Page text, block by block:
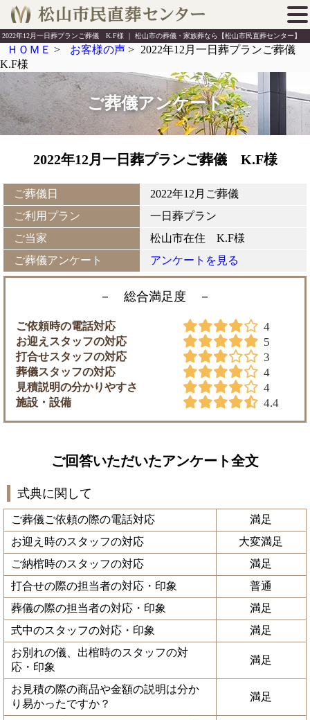
2022年12月一日葬プランご葬儀 K.F様 ｜ 松山市の葬儀・家族葬なら【松山市民直葬センター】
ＨＯＭＥ > お客様の声 > 2022年12月一日葬プランご葬儀
K.F様
ご葬儀アンケート
2022年12月一日葬プランご葬儀 K.F様
ご葬儀日
2022年12月ご葬儀
ご利用プラン
一日葬プラン
ご当家
松山市在住 K.F様
ご葬儀アンケート
アンケートを見る
－ 総合満足度 －
ご依頼時の電話対応 4
お迎えスタッフの対応 5
打合せスタッフの対応 3
葬儀スタッフの対応 4
見積説明の分かりやすさ 4
施設・設備 4.4
ご回答いただいたアンケート全文
式典に関して
ご葬儀ご依頼の際の電話対応
満足
お迎え時のスタッフの対応
大変満足
ご納棺時のスタッフの対応
満足
打合せの際の担当者の対応・印象
普通
葬儀の際の担当者の対応・印象
満足
式中のスタッフの対応・印象
満足
お別れの儀、出棺時のスタッフの対
応・印象
満足
お見積の際の商品や金額の説明は分か
り易かったですか？
満足